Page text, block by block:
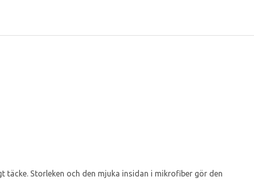
täcke. Storleken och den mjuka insidan i mikrofiber gör den